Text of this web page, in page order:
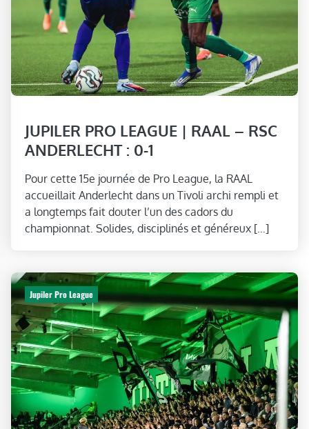
JUPILER PRO LEAGUE | RAAL – RSC
ANDERLECHT : 0-1
Pour cette 15e journée de Pro League, la RAAL
accueillait Anderlecht dans un Tivoli archi rempli et
a longtemps fait douter l’un des cadors du
championnat. Solides, disciplinés et généreux […]
Jupiler Pro League